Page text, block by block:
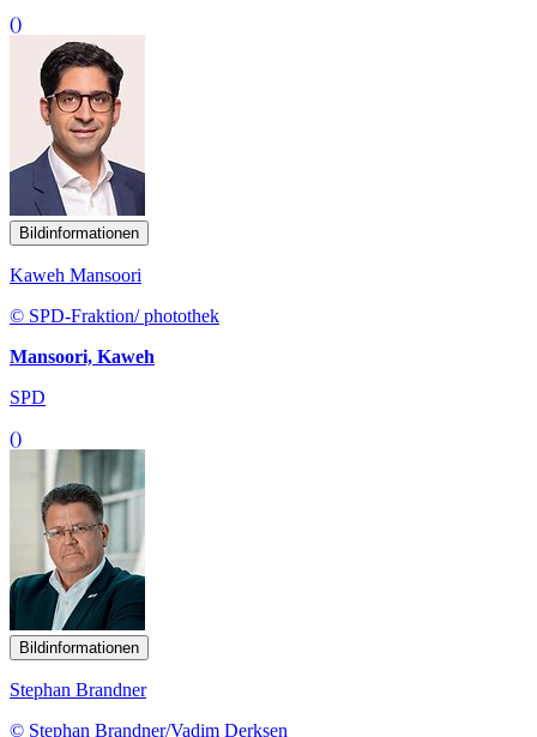
()
Bildinformationen
Kaweh Mansoori
© SPD-Fraktion/ photothek
Mansoori, Kaweh
SPD
()
Bildinformationen
Stephan Brandner
© Stephan Brandner/Vadim Derksen